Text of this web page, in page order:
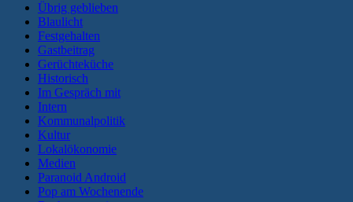
Übrig geblieben
Blaulicht
Festgehalten
Gastbeitrag
Gerüchteküche
Historisch
Im Gespräch mit
Intern
Kommunalpolitik
Kultur
Lokalökonomie
Medien
Paranoid Android
Pop am Wochenende